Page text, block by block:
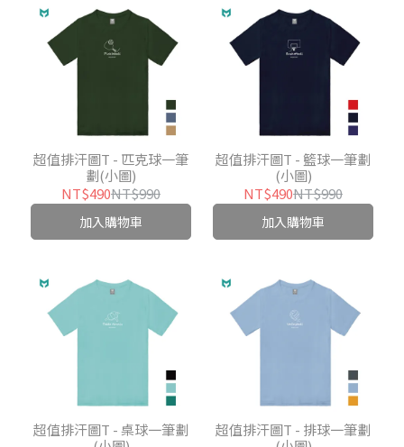
超值排汗圖T - 匹克球一筆
劃(小圖)
NT$490NT$990
加入購物車
超值排汗圖T - 籃球一筆劃
(小圖)
NT$490NT$990
加入購物車
超值排汗圖T - 桌球一筆劃
超值排汗圖T - 排球一筆劃